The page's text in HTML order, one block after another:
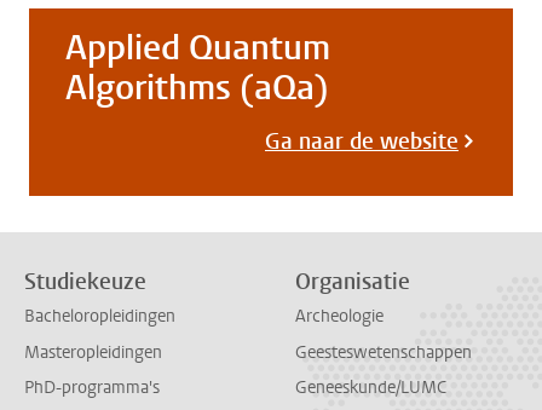
Applied Quantum
Algorithms (aQa)
Ga naar de website
Studiekeuze
Bacheloropleidingen
Masteropleidingen
PhD-programma's
Organisatie
Archeologie
Geesteswetenschappen
Geneeskunde/LUMC